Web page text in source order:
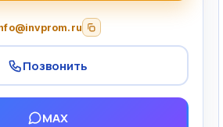
Позвонить
MAX